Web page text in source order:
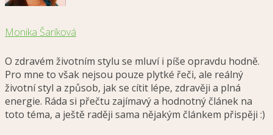
Monika Šaríková
O zdravém životním stylu se mluví i píše opravdu hodně.
Pro mne to však nejsou pouze plytké řeči, ale reálný
životní styl a způsob, jak se cítit lépe, zdravěji a plná
energie. Ráda si přečtu zajímavý a hodnotný článek na
toto téma, a ještě raději sama nějakým článkem přispěji :)